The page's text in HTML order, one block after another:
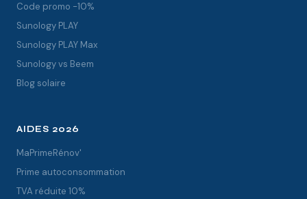
Code promo -10%
Sunology PLAY
Sunology PLAY Max
Sunology vs Beem
Blog solaire
AIDES 2026
MaPrimeRénov'
Prime autoconsommation
TVA réduite 10%